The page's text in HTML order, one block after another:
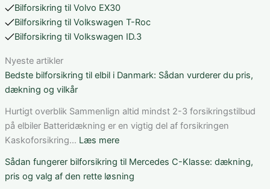
Bilforsikring til Volvo EX30
Bilforsikring til Volkswagen T-Roc
Bilforsikring til Volkswagen ID.3
Nyeste artikler
Bedste bilforsikring til elbil i Danmark: Sådan vurderer du pris,
dækning og vilkår
Hurtigt overblik Sammenlign altid mindst 2-3 forsikringstilbud
på elbiler Batteridækning er en vigtig del af forsikringen
Kaskoforsikring… Læs mere:
bilforsikring
til
Sådan fungerer bilforsikring til Mercedes C-Klasse: dækning,
pris og valg af den rette løsning